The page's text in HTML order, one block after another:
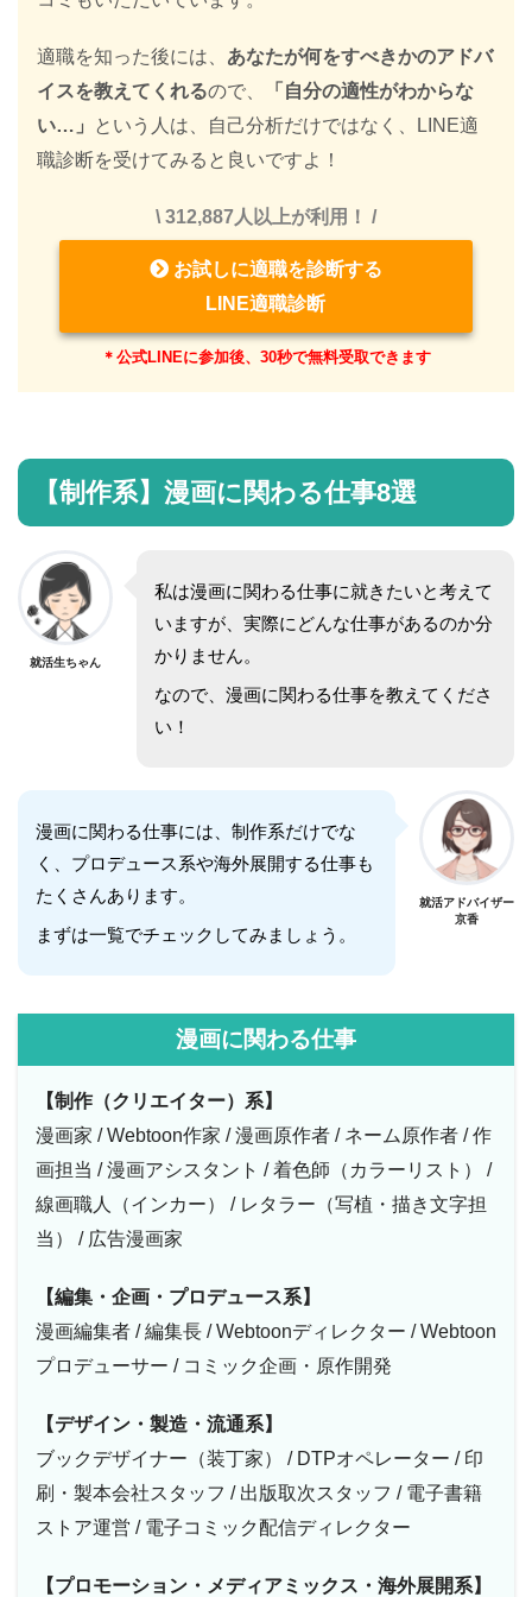
適職を知った後には、 あなたが何をすべきかのアドバ
イスを教えてくれるので、
「自分の適性がわからな
い…」
という人は、自己分析だけではなく、LINE適
職診断を受けてみると良いですよ！
\ 312,887人以上が利用！ /
お試しに適職を診断する
LINE適職診断
＊公式LINEに参加後、30秒で無料受取できます
【制作系】漫画に関わる仕事8選
就活生ちゃん
私は漫画に関わる仕事に就きたいと考えて
いますが、実際にどんな仕事があるのか分
かりません。
なので、漫画に関わる仕事を教えてくださ
い！
漫画に関わる仕事には、制作系だけでな
く、プロデュース系や海外展開する仕事も
たくさんあります。
まずは一覧でチェックしてみましょう。
就活アドバイザー
京香
漫画に関わる仕事
【制作（クリエイター）系】
漫画家 / Webtoon作家 / 漫画原作者 / ネーム原作者 / 作
画担当 / 漫画アシスタント / 着色師（カラーリスト） /
線画職人（インカー） / レタラー（写植・描き文字担
当） / 広告漫画家
【編集・企画・プロデュース系】
漫画編集者 / 編集長 / Webtoonディレクター / Webtoon
プロデューサー / コミック企画・原作開発
【デザイン・製造・流通系】
ブックデザイナー（装丁家） / DTPオペレーター / 印
刷・製本会社スタッフ / 出版取次スタッフ / 電子書籍
ストア運営 / 電子コミック配信ディレクター
【プロモーション・メディアミックス・海外展開系】